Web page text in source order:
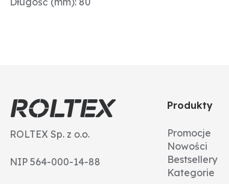
ROLTEX Sp. z o.o.
NIP 564-000-14-88
Produkty
Promocje
Nowości
Bestsellery
Kategorie